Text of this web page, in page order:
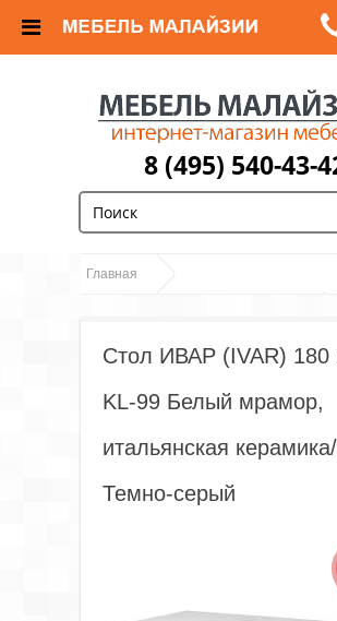
8 (495) 540-43-
Главная
Керамические столы Стол ИВАР
цвет KL-99 Белый мрамор, итальянская
Стол ИВАР (IVAR) 180
KL-99 Белый мрамор,
итальянская керамика/
Темно-серый